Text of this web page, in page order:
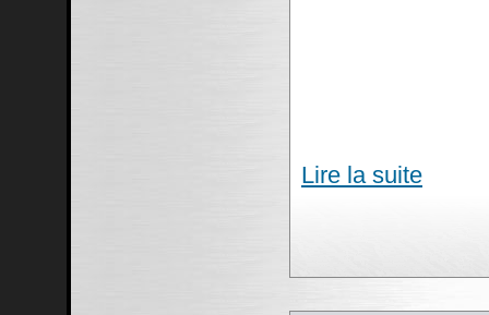
Lire la suite